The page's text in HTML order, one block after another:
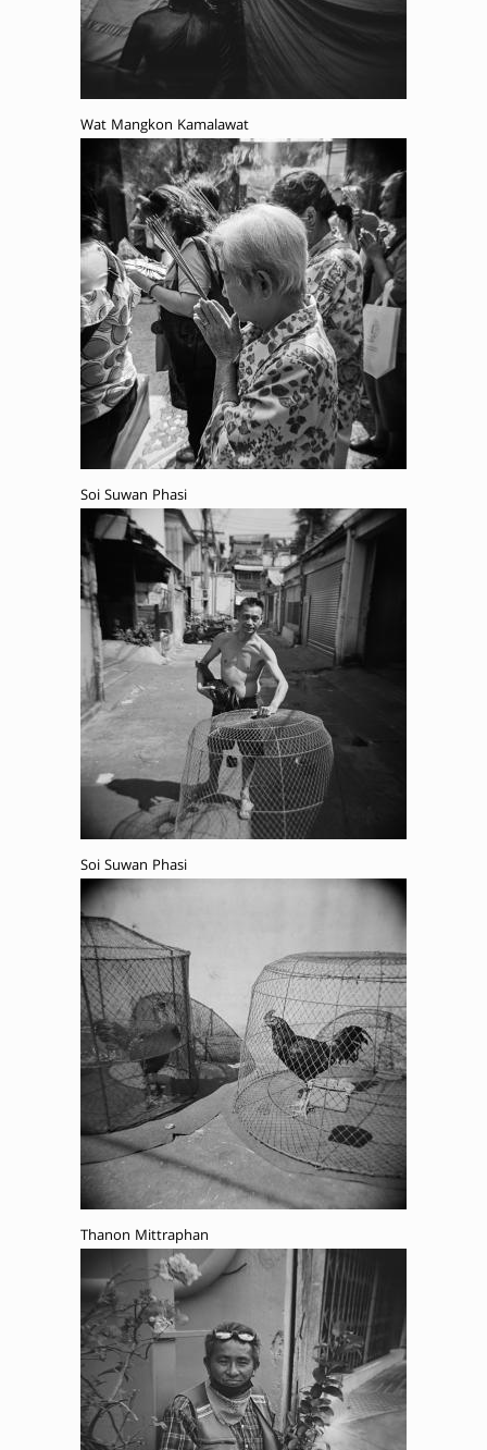
Wat Mangkon Kamalawat
Soi Suwan Phasi
Soi Suwan Phasi
Thanon Mittraphan